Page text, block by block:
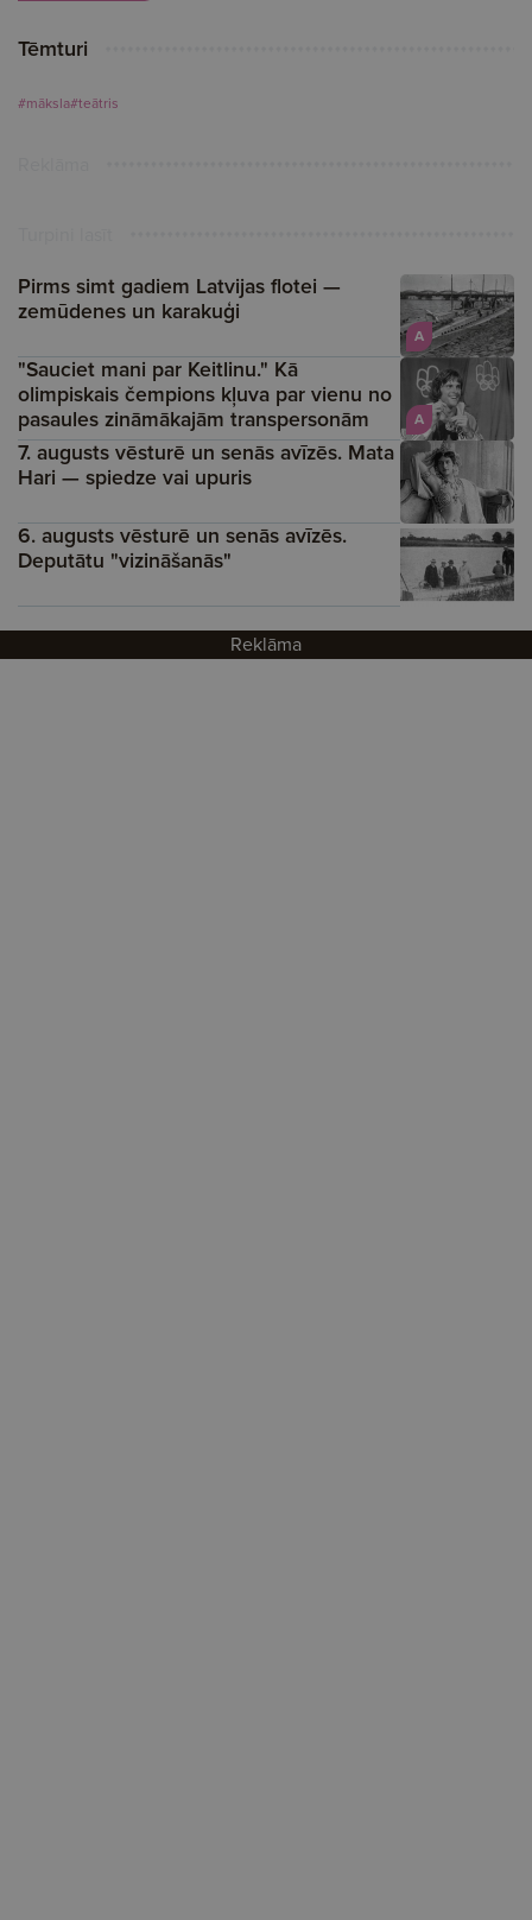
Tēmturi
#māksla#teātris
A
Pirms simt gadiem Latvijas flotei —
zemūdenes un karakuģi
A
"Sauciet mani par Keitlinu." Kā
olimpiskais čempions kļuva par vienu no
pasaules zināmākajām transpersonām
7. augusts vēsturē un senās avīzēs. Mata
Hari — spiedze vai upuris
6. augusts vēsturē un senās avīzēs.
Deputātu "vizināšanās"
Reklāma